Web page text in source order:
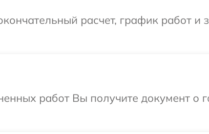
расчет, график работ и
работ Вы получите документ о